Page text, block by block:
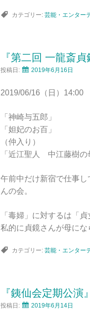
カテゴリー: 芸能・エンター
『第二回 一龍斎
投稿日: 2019年6月16日
2019/06/16（日）14:00
「神崎与五郎」
「妲妃のお百」
（仲入り）
「近江聖人 中江藤樹の
午前中だけ新宿で仕事
んの会。
「毒婦」に対するは「
私的に貞鏡さんが母にな
カテゴリー: 芸能・エンター
『銕仙会定期公演
投稿日: 2019年6月14日